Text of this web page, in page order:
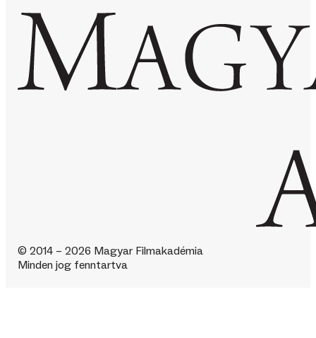
© 2014 – 2026 Magyar Filmakadémia
Minden jog fenntartva